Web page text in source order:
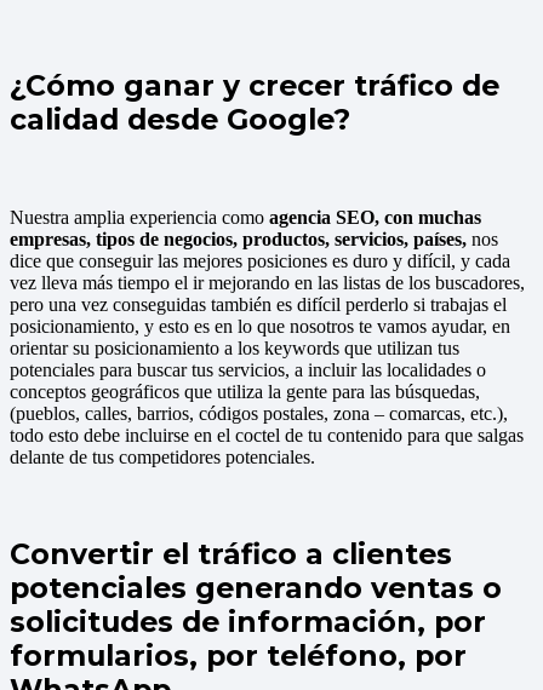
¿Cómo ganar y crecer tráfico de
calidad desde Google?
Nuestra amplia experiencia como agencia SEO, con muchas
empresas, tipos de negocios, productos, servicios, países, nos
dice que conseguir las mejores posiciones es duro y difícil, y cada
vez lleva más tiempo el ir mejorando en las listas de los buscadores,
pero una vez conseguidas también es difícil perderlo si trabajas el
posicionamiento, y esto es en lo que nosotros te vamos ayudar, en
orientar su posicionamiento a los keywords que utilizan tus
potenciales para buscar tus servicios, a incluir las localidades o
conceptos geográficos que utiliza la gente para las búsquedas,
(pueblos, calles, barrios, códigos postales, zona – comarcas, etc.),
todo esto debe incluirse en el coctel de tu contenido para que salgas
delante de tus competidores potenciales.
Convertir el tráfico a clientes
potenciales generando ventas o
solicitudes de información, por
formularios, por teléfono, por